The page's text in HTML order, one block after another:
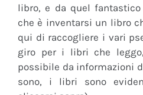
libro, e da quel
che è inventarsi un libro
qui di raccogliere i vari
giro per i libri che
possibile da informazioni
sono, i libri sono